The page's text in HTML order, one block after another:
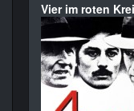
Vier im roten